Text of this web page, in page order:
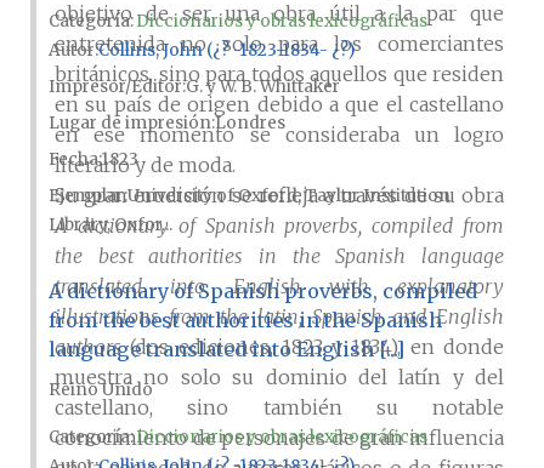
objetivo de ser una obra útil a la par que
entretenida no solo para los comerciantes
británicos, sino para todos aquellos que residen
en su país de origen debido a que el castellano
en ese momento se consideraba un logro
literario y de moda.
Su gran erudición se refleja a través de su obra
A dictionary of Spanish proverbs, compiled from
the best authorities in the Spanish language
translated into English with explanatory
illustrations from the latin, Spanish and English
authors(dos ediciones, 1823 y 1834), en donde
muestra no solo su dominio del latín y del
castellano, sino también su notable
conocimiento de personajes de gran influencia
Categoría:Diccionarios y obras lexicográficas
Autor Collins, John (¿? -1823-1834- ¿?)
Impresor/Editor G. y W. B. Whittaker
Lugar de impresiónLondres
Fecha1823
EjemplarUniversity of Oxford, Taylor Institution
Library, Oxfor...
A dictionary of Spanish proverbs, compiled
from the best authorities in the Spanish
language translated into English [...]
Reino Unido
Categoría:Diccionarios y obras lexicográficas